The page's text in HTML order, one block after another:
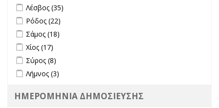
Apply Λέσβος filter
Λέσβος (35)
Apply Ρόδος filter
Ρόδος (22)
Apply Σάμος filter
Σάμος (18)
Apply Χίος filter
Χίος (17)
Apply Σύρος filter
Σύρος (8)
Apply Λήμνος filter
Λήμνος (3)
ΗΜΕΡΟΜΗΝΙΑ ΔΗΜΟΣΙΕΥΣΗΣ